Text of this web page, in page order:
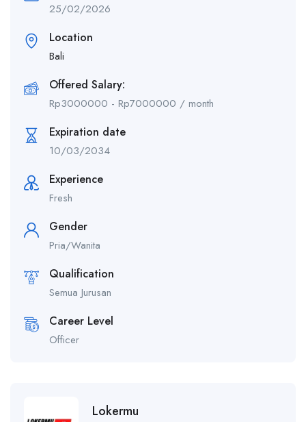
25/02/2026
Location
Bali
Offered Salary:
Rp3000000 - Rp7000000 / month
Expiration date
10/03/2034
Experience
Fresh
Gender
Pria/Wanita
Qualification
Semua Jurusan
Career Level
Officer
Lokermu